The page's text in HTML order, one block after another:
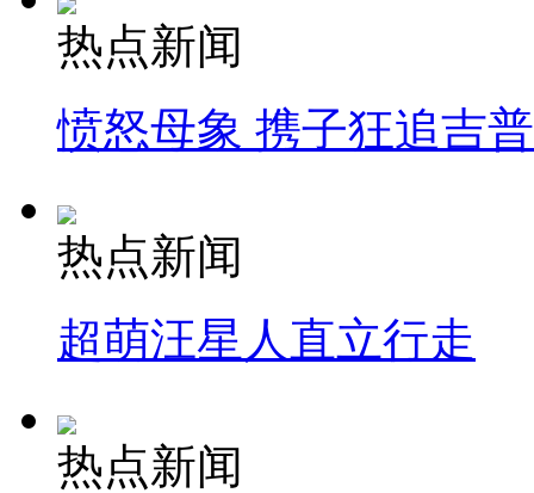
热点新闻
愤怒母象 携子狂追吉
热点新闻
超萌汪星人直立行走
热点新闻